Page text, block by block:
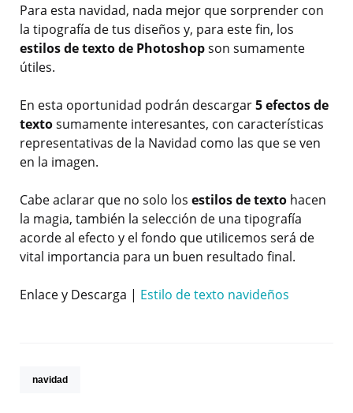
Para esta navidad, nada mejor que sorprender con
la tipografía de tus diseños y, para este fin, los
estilos de texto de Photoshopson sumamente
útiles.
En esta oportunidad podrán descargar5 efectos de
textosumamente interesantes, con características
representativas de la Navidad como las que se ven
en la imagen.
Cabe aclarar que no solo los estilos de texto hacen
la magia, también la selección de una tipografía
acorde al efecto y el fondo que utilicemos será de
vital importancia para un buen resultado final.
Enlace y Descarga | Estilo de texto navideños
navidad